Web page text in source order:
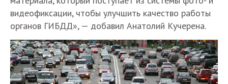
видеофиксации, чтобы улучшить качество работы
органов ГИБДД», — добавил Анатолий Кучерена.